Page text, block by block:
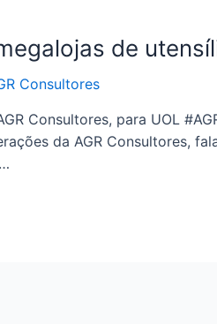
de
Consultores
Consultores, para UOL
da AGR Consultores,